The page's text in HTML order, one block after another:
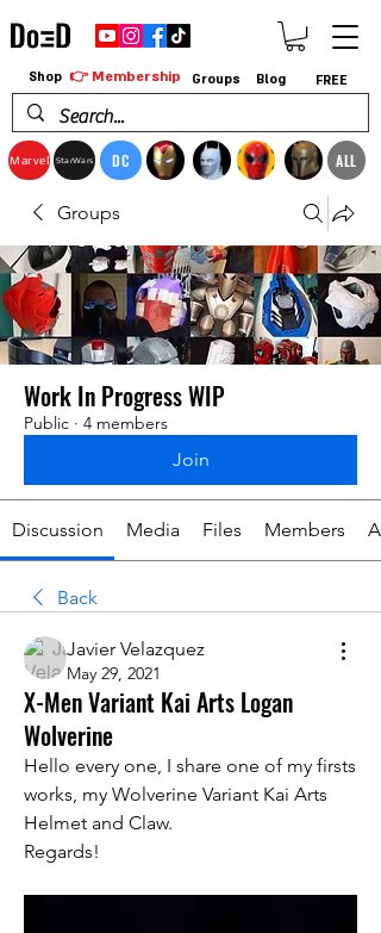
Marvel StarWars DC ALL
Shop 👉 Membership Groups Blog FREE
Groups
Work In Progress WIP
Public · 4 members
Join
Discussion Media Files Members
Back
Javier Velazquez
May 29, 2021
X-Men Variant Kai Arts Logan
Wolverine
Hello every one, I share one of my firsts
works, my Wolverine Variant Kai Arts
Helmet and Claw.
Regards!